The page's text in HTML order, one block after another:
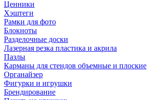
Ценники
Хэштеги
Рамки для фото
Блокноты
Разделочные доски
Лазерная резка пластика и акрила
Пазлы
Карманы для стендов объемные и плоские
Органайзер
Фигурки и игрушки
Брендирование